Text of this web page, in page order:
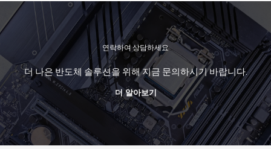
연락하여 상담하세요
더 나은 반도체 솔루션을 위해 지금 문의하시기 바랍니다.
더 알아보기